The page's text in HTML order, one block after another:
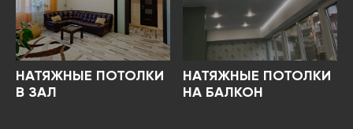
НАТЯЖНЫЕ ПОТОЛКИ
В ЗАЛ
НАТЯЖНЫЕ ПОТОЛКИ
НА БАЛКОН